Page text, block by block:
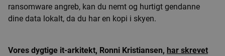
ransomware angreb, kan du nemt og hurtigt gendanne
dine data lokalt, da du har en kopi i skyen.
Vores dygtige it-arkitekt, Ronni Kristiansen, har skrevet